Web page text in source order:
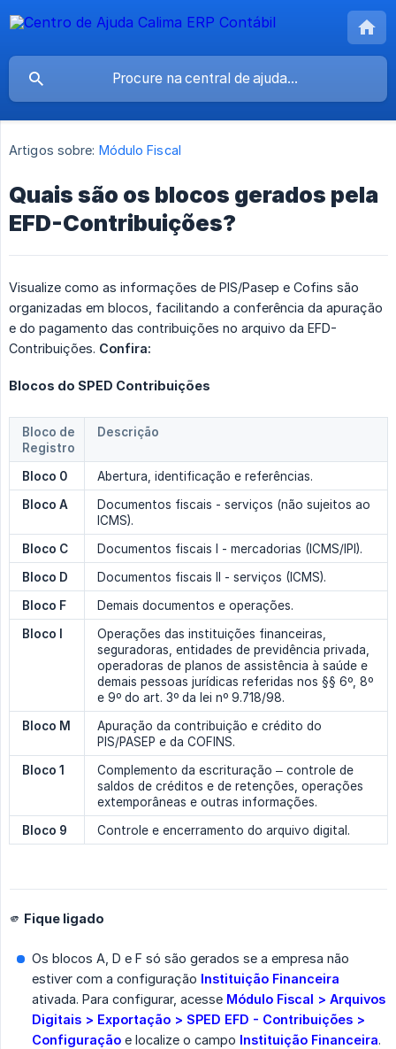
Artigos sobre: Módulo Fiscal
Quais são os blocos gerados pela
EFD-Contribuições?
Visualize como as informações de PIS/Pasep e Cofins são
organizadas em blocos, facilitando a conferência da apuração
e do pagamento das contribuições no arquivo da EFD-
Contribuições. Confira:
Blocos do SPED Contribuições
Bloco de
Registro
Descrição
Bloco 0
Abertura, identificação e referências.
Bloco A
Documentos fiscais - serviços (não sujeitos ao
ICMS).
Bloco C
Documentos fiscais I - mercadorias (ICMS/IPI).
Bloco D
Documentos fiscais II - serviços (ICMS).
Bloco F
Demais documentos e operações.
Bloco I
Operações das instituições financeiras,
seguradoras, entidades de previdência privada,
operadoras de planos de assistência à saúde e
demais pessoas jurídicas referidas nos §§ 6º, 8º
e 9º do art. 3º da lei nº 9.718/98.
Bloco M
Apuração da contribuição e crédito do
PIS/PASEP e da COFINS.
Bloco 1
Complemento da escrituração – controle de
saldos de créditos e de retenções, operações
extemporâneas e outras informações.
Bloco 9
Controle e encerramento do arquivo digital.
🫵 Fique ligado
Os blocos A, D e F só são gerados se a empresa não
estiver com a configuração Instituição Financeira
ativada. Para configurar, acesse Módulo Fiscal > Arquivos
Digitais > Exportação > SPED EFD - Contribuições >
Configuração e localize o campo Instituição Financeira.